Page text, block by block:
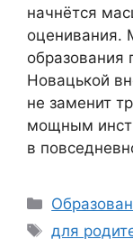
начнётся
оценивания.
образования
Новацькой
не заменит
мощным
в
Categories
Tags
для